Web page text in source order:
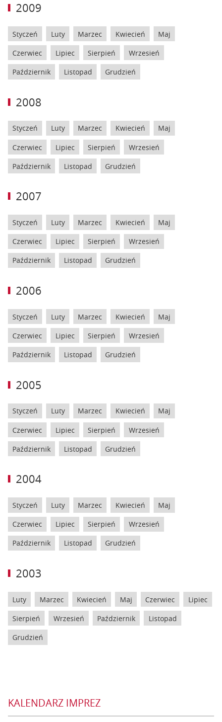
2009
Styczeń Luty Marzec Kwiecień Maj
Czerwiec Lipiec Sierpień Wrzesień
Październik Listopad Grudzień
2008
Styczeń Luty Marzec Kwiecień Maj
Czerwiec Lipiec Sierpień Wrzesień
Październik Listopad Grudzień
2007
Styczeń Luty Marzec Kwiecień Maj
Czerwiec Lipiec Sierpień Wrzesień
Październik Listopad Grudzień
2006
Styczeń Luty Marzec Kwiecień Maj
Czerwiec Lipiec Sierpień Wrzesień
Październik Listopad Grudzień
2005
Styczeń Luty Marzec Kwiecień Maj
Czerwiec Lipiec Sierpień Wrzesień
Październik Listopad Grudzień
2004
Styczeń Luty Marzec Kwiecień Maj
Czerwiec Lipiec Sierpień Wrzesień
Październik Listopad Grudzień
2003
Luty Marzec Kwiecień Maj Czerwiec Lipiec
Sierpień Wrzesień Październik Listopad
Grudzień
KALENDARZ IMPREZ